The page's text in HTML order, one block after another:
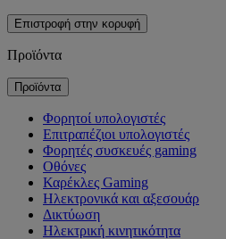
Επιστροφή στην κορυφή
Προϊόντα
Προϊόντα
Φορητοί υπολογιστές
Επιτραπέζιοι υπολογιστές
Φορητές συσκευές gaming
Οθόνες
Καρέκλες Gaming
Ηλεκτρονικά και αξεσουάρ
Δικτύωση
Ηλεκτρική κινητικότητα